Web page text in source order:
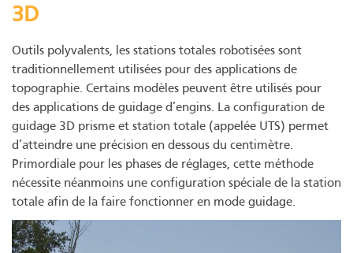
3D
Outils polyvalents, les stations totales robotisées sont
traditionnellement utilisées pour des applications de
topographie. Certains modèles peuvent être utilisés pour
des applications de guidage d’engins. La configuration de
guidage 3D prisme et station totale (appelée UTS) permet
d’atteindre une précision en dessous du centimètre.
Primordiale pour les phases de réglages, cette méthode
nécessite néanmoins une configuration spéciale de la station
totale afin de la faire fonctionner en mode guidage.